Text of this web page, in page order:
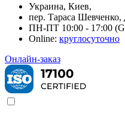
Украина, Киев,
пер. Тараса Шевченко,
ПН-ПТ 10:00 - 17:00
Online: круглосуточно
Онлайн-заказ